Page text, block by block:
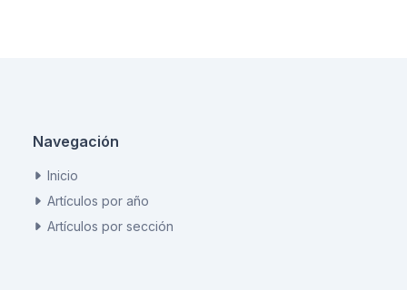
Navegación
Inicio
Artículos por año
Artículos por sección